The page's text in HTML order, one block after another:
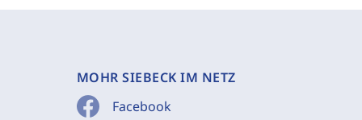
MOHR SIEBECK IM NETZ
Facebook